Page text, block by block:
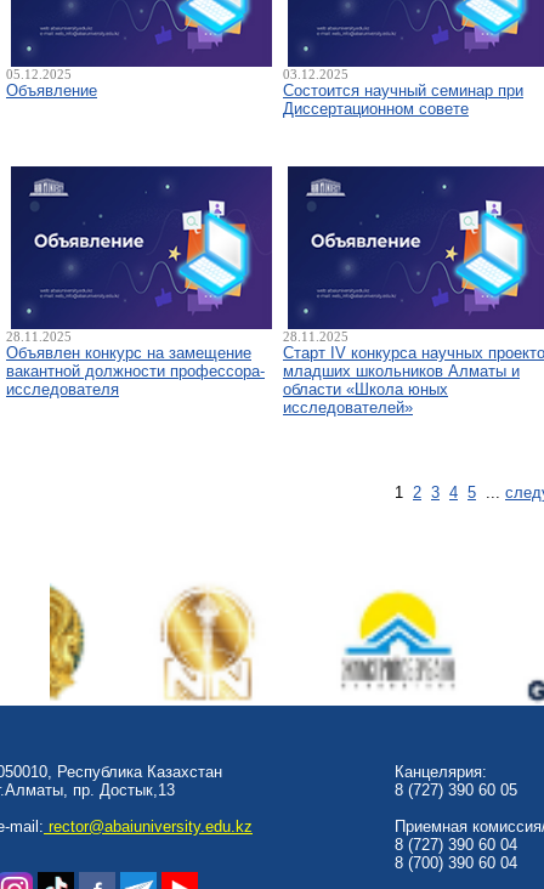
05.12.2025
Объявление
03.12.2025
Состоится научный семинар при
Диссертационном совете
28.11.2025
Объявлен конкурс на замещение
вакантной должности профессора-
исследователя
28.11.2025
Старт IV конкурса научных
младших школьников Алматы и
области «Школа юных
исследователей»
1 2 3 4 5 ...
Республика Казахстан
пр. Достык,13
mail: rector@abaiuniversity.edu.kz
Канцелярия:
8 (727) 390 60 05
Приемная
8 (727) 390 60 04
8 (700) 390 60 04